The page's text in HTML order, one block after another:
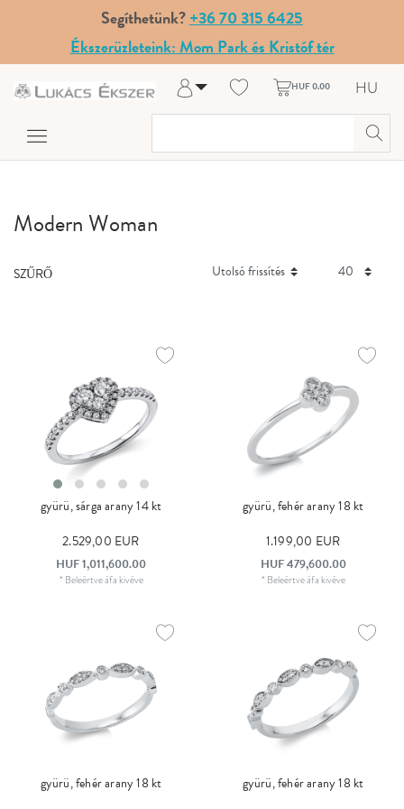
Segíthetünk?+36 70 315 6425
Ékszerüzleteink: Mom Park és Kristóf tér
Belépés
A fiókom
HUF 0.00 HU
Modern Woman
SZŰRŐ
gyürü, sárga arany 14 kt
2.529,00 EUR
HUF 1,011,600.00
* Beleértve áfa kivéve
gyürü, fehér arany 18 kt
1.199,00 EUR
HUF 479,600.00
* Beleértve áfa kivéve
gyürü, fehér arany 18 kt
gyürü, fehér arany 18 kt